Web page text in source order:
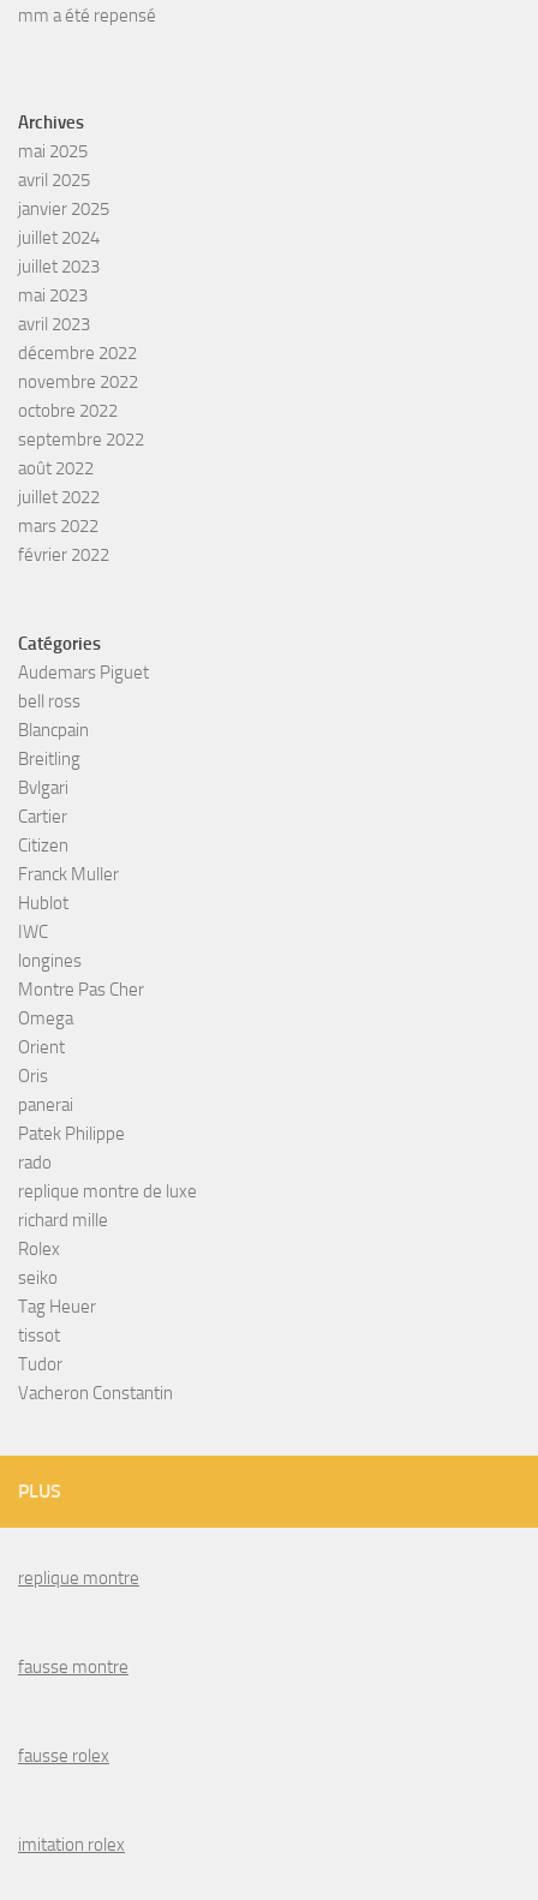
mm a été repensé
Archives
mai 2025
avril 2025
janvier 2025
juillet 2024
juillet 2023
mai 2023
avril 2023
décembre 2022
novembre 2022
octobre 2022
septembre 2022
août 2022
juillet 2022
mars 2022
février 2022
Catégories
Audemars Piguet
bell ross
Blancpain
Breitling
Bvlgari
Cartier
Citizen
Franck Muller
Hublot
IWC
longines
Montre Pas Cher
Omega
Orient
Oris
panerai
Patek Philippe
rado
replique montre de luxe
richard mille
Rolex
seiko
Tag Heuer
tissot
Tudor
Vacheron Constantin
PLUS
replique montre
fausse montre
fausse rolex
imitation rolex